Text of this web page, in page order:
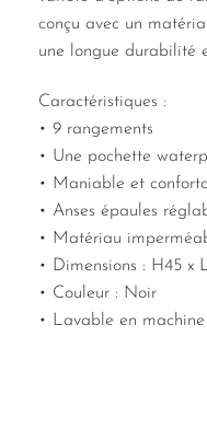
conçu avec un
une longue durabilité
Caractéristiques :
• 9 rangements
• Une pochette
• Maniable et
• Anses épaules
• Matériau
• Dimensions : H45 x
• Couleur : Noir
• Lavable en